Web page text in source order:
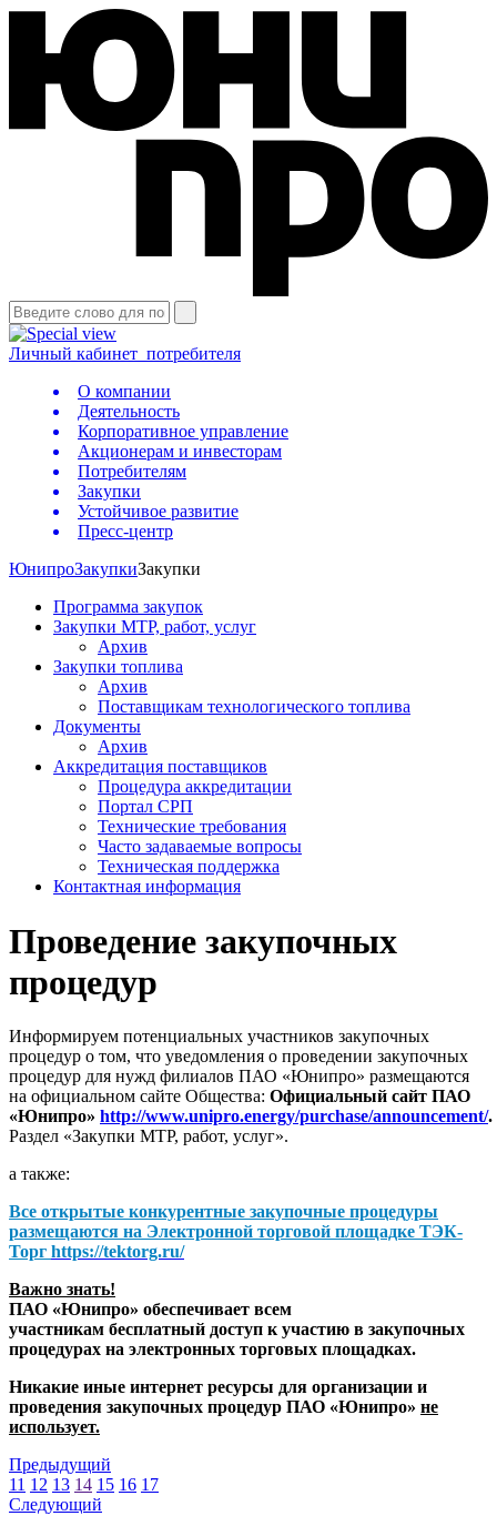
Личный кабинет потребителя
О компании
Деятельность
Корпоративное управление
Акционерам и инвесторам
Потребителям
Закупки
Устойчивое развитие
Пресс-центр
ЮнипроЗакупкиЗакупки
Программа закупок
Закупки МТР, работ, услуг
Архив
Закупки топлива
Архив
Поставщикам технологического топлива
Документы
Архив
Аккредитация поставщиков
Процедура аккредитации
Портал СРП
Технические требования
Часто задаваемые вопросы
Техническая поддержка
Контактная информация
Проведение закупочных
процедур
Информируем потенциальных участников закупочных
процедур о том, что уведомления о проведении закупочных
процедур для нужд филиалов ПАО «Юнипро» размещаются
на официальном сайте Общества: Официальный сайт ПАО
«Юнипро» http://www.unipro.energy/purchase/announcement/.
Раздел «Закупки МТР, работ, услуг».
а также:
Все открытые конкурентные закупочные процедуры
размещаются на Электронной торговой площадке ТЭК-
Торг https://tektorg.ru/
Важно знать!
ПАО «Юнипро» обеспечивает всем
участникам бесплатный доступ к участию в закупочных
процедурах на электронных торговых площадках.
Никакие иные интернет ресурсы для организации и
проведения закупочных процедур ПАО «Юнипро» не
использует.
Предыдущий
11 12 13 14 15 16 17
Следующий